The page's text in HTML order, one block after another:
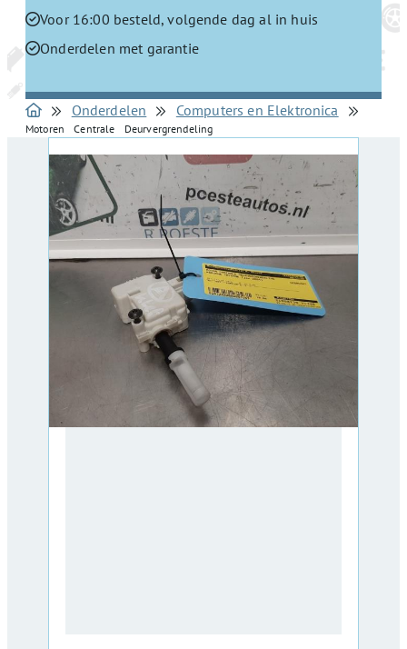
Voor 16:00 besteld, volgende dag al in huis
Onderdelen met garantie
Onderdelen Computers en Elektronica
Motoren Centrale Deurvergrendeling